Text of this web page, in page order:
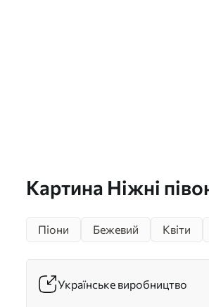
Картина Ніжні
створюють м'який
Піони
Бежевий Квіти
Українське виробництво